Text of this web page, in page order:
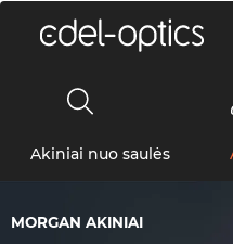
Akiniai nuo saulės
MORGAN AKINIAI